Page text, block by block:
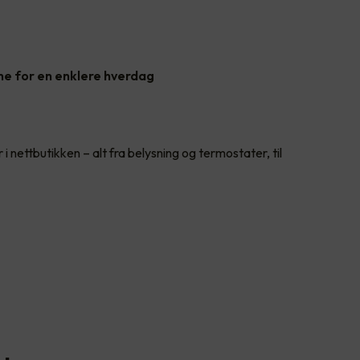
for en enklere hverdag
nettbutikken – alt fra belysning og termostater, til